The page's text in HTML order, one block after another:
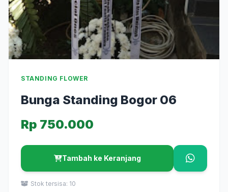
STANDING FLOWER
Bunga Standing Bogor 06
Rp 750.000
Tambah ke Keranjang
Stok tersisa: 10